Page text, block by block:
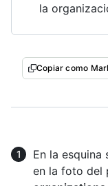
la
Copiar como
En la
en la foto del